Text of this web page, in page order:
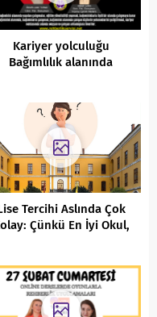
Kariyer yolculuğu
Bağımlılık alanında
Tercihi Aslında Çok
Çünkü En İyi Okul,